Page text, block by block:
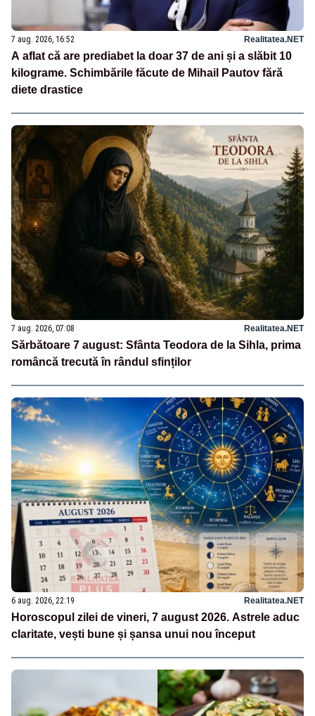
7 aug. 2026, 16:52 Realitatea.NET
A aflat că are prediabet la doar 37 de ani și a slăbit 10
kilograme. Schimbările făcute de Mihail Pautov fără
diete drastice
7 aug. 2026, 07:08 Realitatea.NET
Sărbătoare 7 august: Sfânta Teodora de la Sihla, prima
româncă trecută în rândul sfinților
6 aug. 2026, 22:19 Realitatea.NET
Horoscopul zilei de vineri, 7 august 2026. Astrele aduc
claritate, vești bune și șansa unui nou început